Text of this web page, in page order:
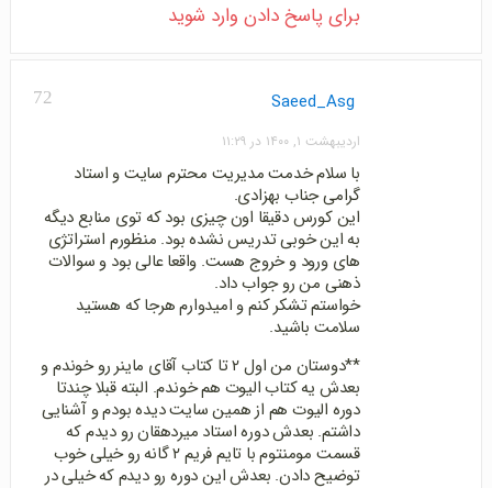
برای پاسخ دادن وارد شوید
72 Saeed_Asg
اردیبهشت ۱, ۱۴۰۰ در ۱۱:۲۹
با سلام خدمت مدیریت محترم سایت و استاد
گرامی جناب بهزادی.
این کورس دقیقا اون چیزی بود که توی منابع دیگه
به این خوبی تدریس نشده بود. منظورم استراتژی
های ورود و خروج هست. واقعا عالی بود و سوالات
ذهنی من رو جواب داد.
خواستم تشکر کنم و امیدوارم هرجا که هستید
سلامت باشید.
**دوستان من اول ۲ تا کتاب آقای ماینر رو خوندم و
بعدش یه کتاب الیوت هم خوندم. البته قبلا چندتا
دوره الیوت هم از همین سایت دیده بودم و آشنایی
داشتم. بعدش دوره استاد میردهقان رو دیدم که
قسمت مومنتوم با تایم فریم ۲ گانه رو خیلی خوب
توضیح دادن. بعدش این دوره رو دیدم که خیلی در